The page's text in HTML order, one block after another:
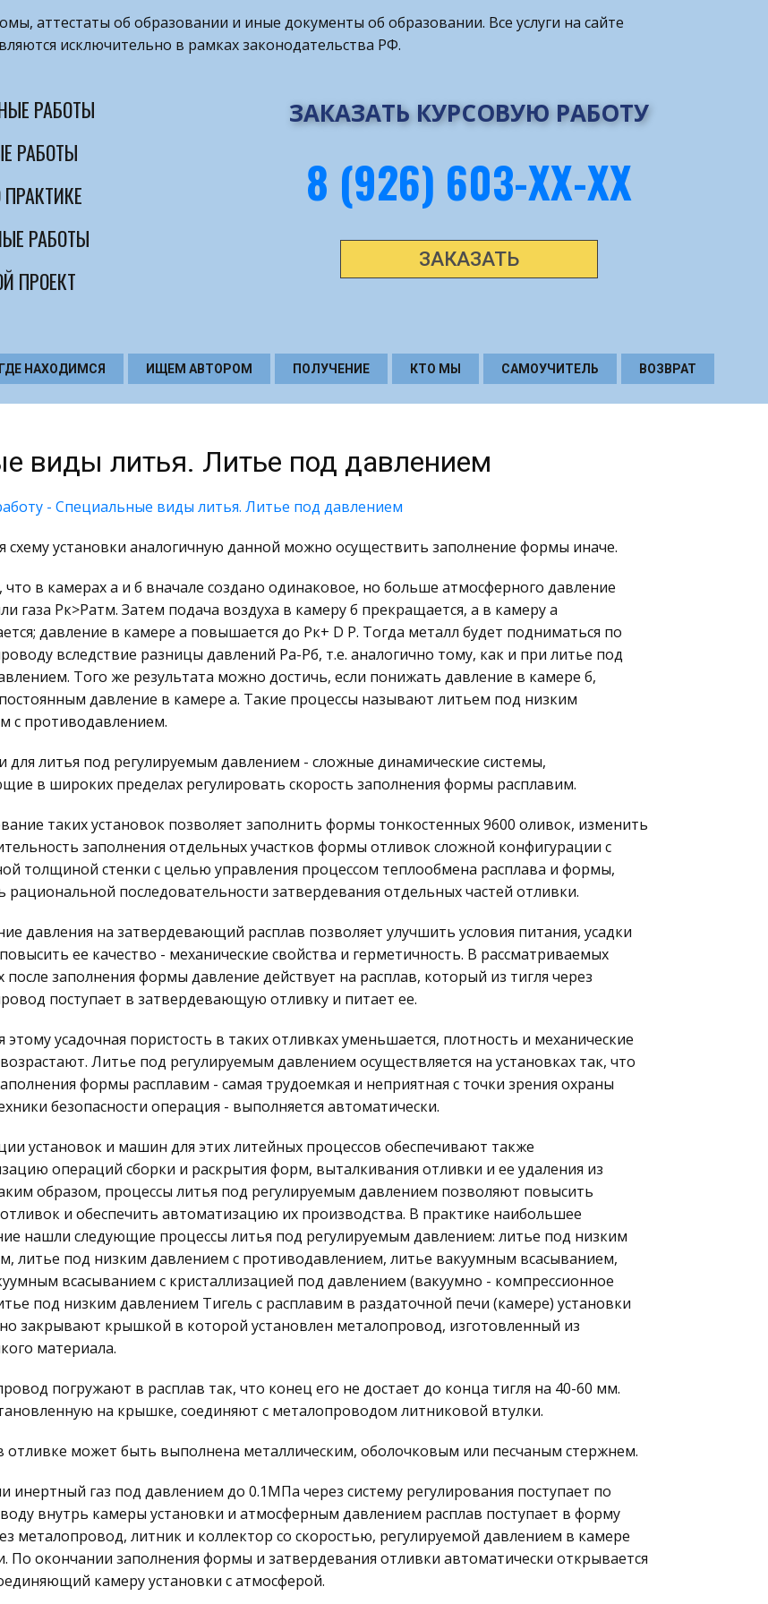
аттестаты об образовании и иные документы об образовании. Все услуги на сайте
исключительно в рамках законодательства РФ.
ЗАКАЗАТЬ КУРСОВУЮ РАБОТУ
8 (926) 603-ХХ-ХХ
ЗАКАЗАТЬ
РАБОТЫ
РАБОТЫ
РАБОТЫ
ПРОЕКТ
ГДЕ НАХОДИМСЯ ИЩЕМ АВТОРОМ ПОЛУЧЕНИЕ КТО МЫ САМОУЧИТЕЛЬ ВОЗВРАТ
виды литья. Литье под давлением
- Специальные виды литья. Литье под давлением
схему установки аналогичную данной можно осуществить заполнение формы иначе.
в камерах а и б вначале создано одинаковое, но больше атмосферного давление
газа Рк>Ратм. Затем подача воздуха в камеру б прекращается, а в камеру а
давление в камере а повышается до Рк+ D Р. Тогда металл будет подниматься по
вследствие разницы давлений Ра-Рб, т.е. аналогично тому, как и при литье под
Того же результата можно достичь, если понижать давление в камере б,
давление в камере а. Такие процессы называют литьем под низким
с противодавлением.
для литья под регулируемым давлением - сложные динамические системы,
в широких пределах регулировать скорость заполнения формы расплавим.
таких установок позволяет заполнить формы тонкостенных 9600 оливок, изменить
заполнения отдельных участков формы отливок сложной конфигурации с
толщиной стенки с целью управления процессом теплообмена расплава и формы,
рациональной последовательности затвердевания отдельных частей отливки.
давления на затвердевающий расплав позволяет улучшить условия питания, усадки
ее качество - механические свойства и герметичность. В рассматриваемых
после заполнения формы давление действует на расплав, который из тигля через
поступает в затвердевающую отливку и питает ее.
этому усадочная пористость в таких отливках уменьшается, плотность и механические
Литье под регулируемым давлением осуществляется на установках так, что
формы расплавим - самая трудоемкая и неприятная с точки зрения охраны
безопасности операция - выполняется автоматически.
установок и машин для этих литейных процессов обеспечивают также
операций сборки и раскрытия форм, выталкивания отливки и ее удаления из
образом, процессы литья под регулируемым давлением позволяют повысить
и обеспечить автоматизацию их производства. В практике наибольшее
нашли следующие процессы литья под регулируемым давлением: литье под низким
литье под низким давлением с противодавлением, литье вакуумным всасыванием,
всасыванием с кристаллизацией под давлением (вакуумно - компрессионное
под низким давлением Тигель с расплавим в раздаточной печи (камере) установки
закрывают крышкой в которой установлен металопровод, изготовленный из
материала.
погружают в расплав так, что конец его не достает до конца тигля на 40-60 мм.
на крышке, соединяют с металопроводом литниковой втулки.
отливке может быть выполнена металлическим, оболочковым или песчаным стержнем.
инертный газ под давлением до 0.1МПа через систему регулирования поступает по
внутрь камеры установки и атмосферным давлением расплав поступает в форму
металопровод, литник и коллектор со скоростью, регулируемой давлением в камере
По окончании заполнения формы и затвердевания отливки автоматически открывается
камеру установки с атмосферой.